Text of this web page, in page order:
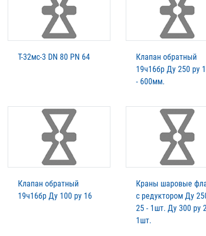
Т-32мс-3 DN 80 PN 64
Клапан обратный
19ч16бр Ду 250 ру
- 600мм.
Клапан обратный
19ч16бр Ду 100 ру 16
Краны шаровые
с редуктором Ду
25 - 1шт. Ду 300 ру
1шт.